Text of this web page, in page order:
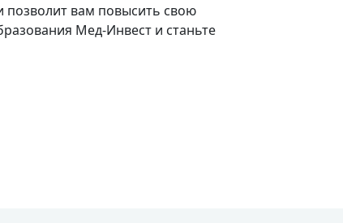
позволит вам повысить свою
Мед-Инвест и станьте